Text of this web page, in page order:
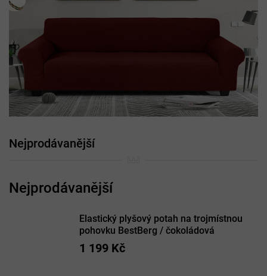
Nejprodávanější
Elastický plyšový potah na trojmístnou
pohovku BestBerg / čokoládová
1 199 Kč